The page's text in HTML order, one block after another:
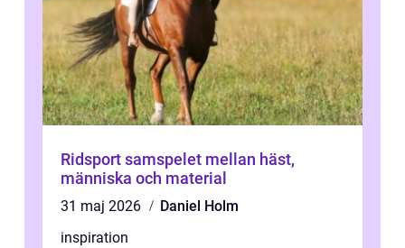
Ridsport samspelet mellan häst,
människa och material
31 maj 2026
Daniel Holm
inspiration